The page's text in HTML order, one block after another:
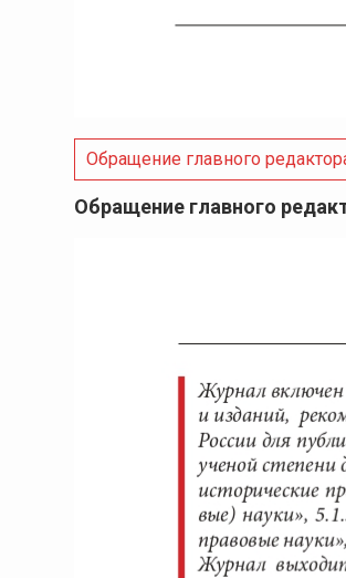
Обращение главного
Обращение главного